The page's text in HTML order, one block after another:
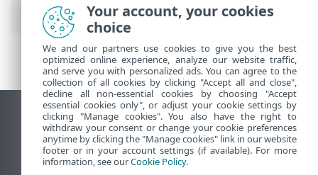
ESET Management
Использовать сайт для ПК
End of Life
База знаний ESET
Your account, your cookies
choice
We and our partners use cookies to give you the best
optimized online experience, analyze our website traffic,
and serve you with personalized ads. You can agree to the
collection of all cookies by clicking "Accept all and close",
decline all non-essential cookies by choosing "Accept
essential cookies only", or adjust your cookie settings by
clicking "Manage cookies". You also have the right to
withdraw your consent or change your cookie preferences
anytime by clicking the "Manage cookies" link in our website
footer or in your account settings (if available). For more
information, see ourCookie Policy.